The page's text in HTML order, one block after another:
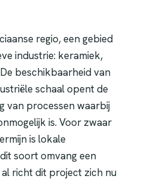
regio, een gebied
industrie: keramiek,
beschikbaarheid van
schaal opent de
van processen waarbij
is. Voor zwaar
is lokale
soort omvang een
richt dit project zich nu